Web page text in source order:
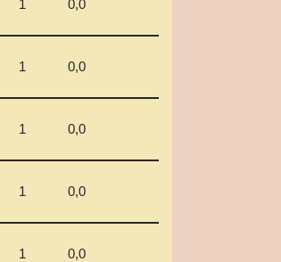
1 0,0
1 0,0
1 0,0
1 0,0
1 0,0